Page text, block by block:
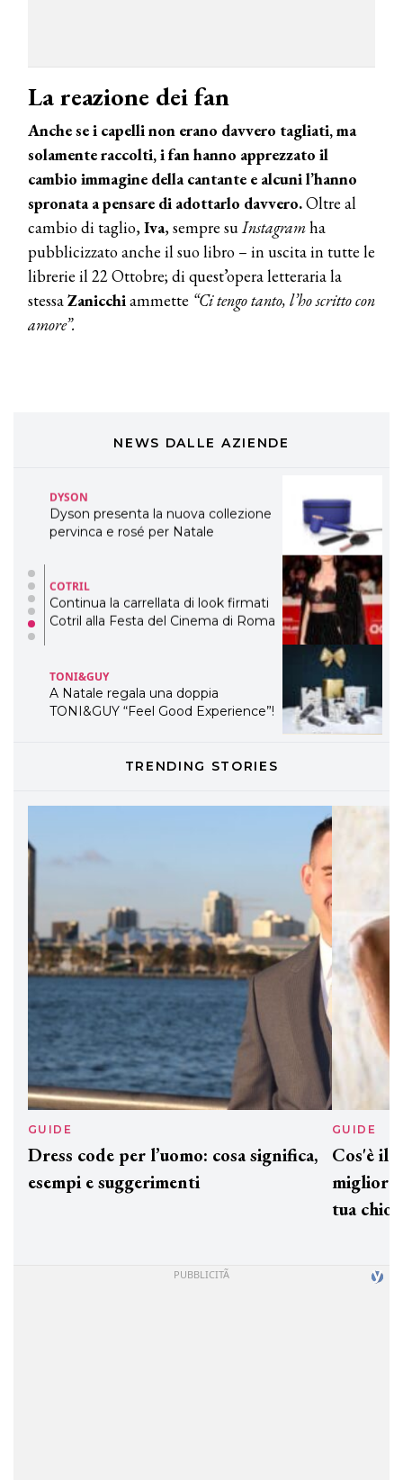
La reazione dei fan
Anche se i capelli non erano davvero tagliati, ma
solamente raccolti, i fan hanno apprezzato il
cambio immagine della cantante e alcuni l’hanno
spronata a pensare di adottarlo davvero.Oltre al
cambio di taglio,Iva, sempre suInstagramha
pubblicizzato anche il suo libro – in uscita in tutte le
librerie il 22 Ottobre; di quest’opera letteraria la
stessaZanicchiammette “Ci tengo tanto, l’ho scritto con
amore”.
NEWS DALLE AZIENDE
Continua la carrellata di look firmati
Cotril alla Festa del Cinema di Roma
TONI&GUY
A Natale regala una doppia
TONI&GUY “Feel Good Experience”!
TONI&GUY
LABEL.M lancia la sua innovativa ed
eco-sostenibile linea di prodotti
professionali
DAVINES
Davines presenta cofanetti beauty
WELLNESS CONGRESS 2022: I
DYSON
Dyson presenta la nuova collezione
pervinca e rosé per Natale
COTRIL
Continua la carrellata di look firmati
Cotril alla Festa del Cinema di Roma
TONI&GUY
A Natale regala una doppia
TONI&GUY “Feel Good Experience”!
LABEL.M lancia la sua innovativa ed
professionali
TRENDING STORIES
GUIDE
Dress code per l’uomo: cosa significa,
esempi e suggerimenti
GUIDE
tua